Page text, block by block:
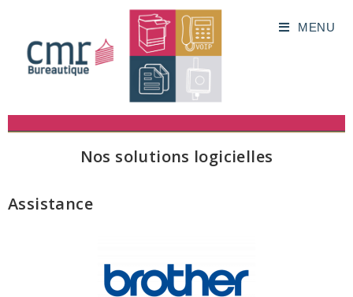
MENU
Nos solutions logicielles
Assistance